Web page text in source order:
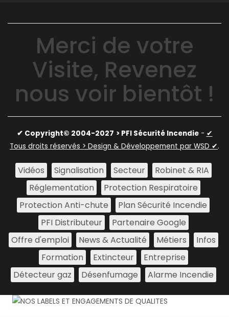
Merci de votre
Visite, Revenez
nous voir bientôt !
✔ Copyright© 2004-2027 > PFI Sécurité Incendie- ✔
Tous droits réservés > Design & Développement par WSD ✔.
Vidéos Signalisation Secteur
Robinet & RIA
Réglementation
Protection Respiratoire
Protection Anti-chute
Plan Sécurité Incendie
PFI Distributeur
Partenaire Google
Offre d'emploi
News & Actualité Métiers
Infos
Formation
Extincteur
Entreprise
Détecteur gaz
Désenfumage Alarme Incendie